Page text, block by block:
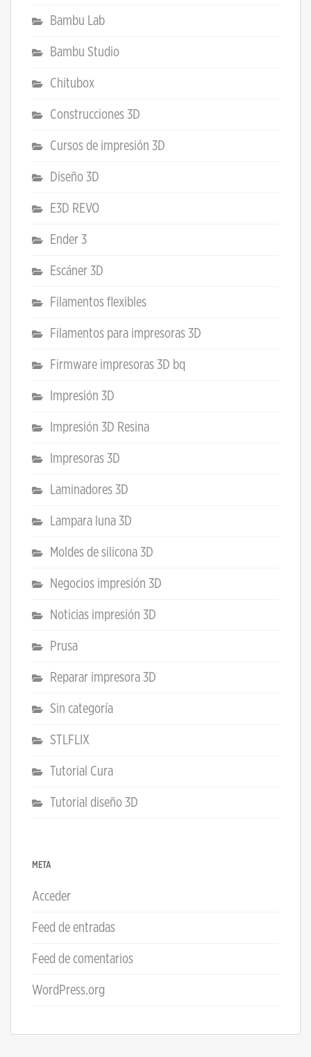
Bambu Lab
Bambu Studio
Chitubox
Construcciones 3D
Cursos de impresión 3D
Diseño 3D
E3D REVO
Ender 3
Escáner 3D
Filamentos flexibles
Filamentos para impresoras 3D
Firmware impresoras 3D bq
Impresión 3D
Impresión 3D Resina
Impresoras 3D
Laminadores 3D
Lampara luna 3D
Moldes de silicona 3D
Negocios impresión 3D
Noticias impresión 3D
Prusa
Reparar impresora 3D
Sin categoría
STLFLIX
Tutorial Cura
Tutorial diseño 3D
META
Acceder
Feed de entradas
Feed de comentarios
WordPress.org